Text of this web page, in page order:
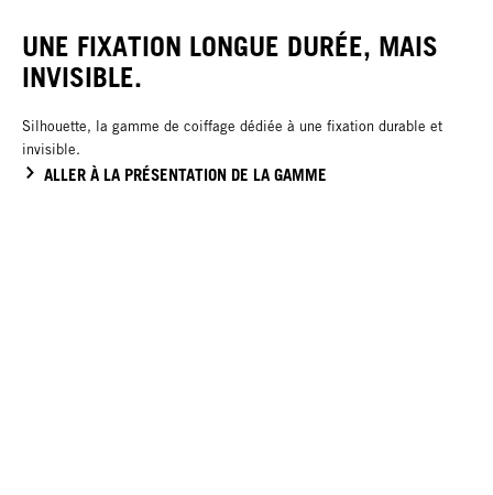
UNE FIXATION LONGUE DURÉE, MAIS
INVISIBLE.
Silhouette, la gamme de coiffage dédiée à une fixation durable et
invisible.
ALLER À LA PRÉSENTATION DE LA GAMME